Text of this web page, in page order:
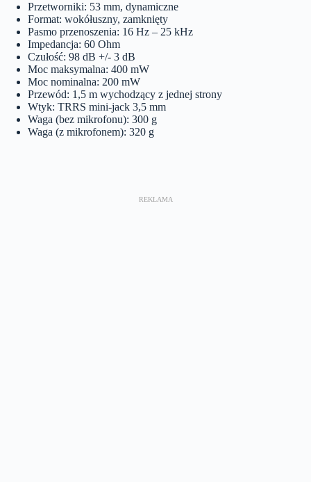
Przetworniki: 53 mm, dynamiczne
Format: wokółuszny, zamknięty
Pasmo przenoszenia: 16 Hz – 25 kHz
Impedancja: 60 Ohm
Czułość: 98 dB +/- 3 dB
Moc maksymalna: 400 mW
Moc nominalna: 200 mW
Przewód: 1,5 m wychodzący z jednej strony
Wtyk: TRRS mini-jack 3,5 mm
Waga (bez mikrofonu): 300 g
Waga (z mikrofonem): 320 g